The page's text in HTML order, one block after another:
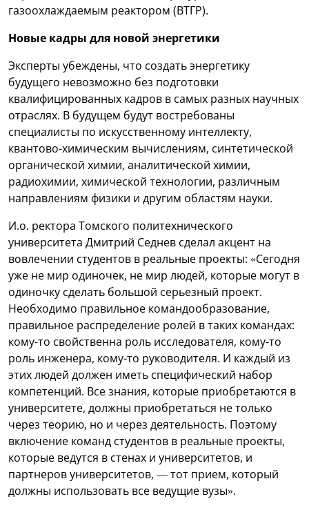
газоохлаждаемым реактором (ВТГР).
Новые кадры для новой энергетики
Эксперты убеждены, что создать энергетику
будущего невозможно без подготовки
квалифицированных кадров в самых разных научных
отраслях. В будущем будут востребованы
специалисты по искусственному интеллекту,
квантово-химическим вычислениям, синтетической
органической химии, аналитической химии,
радиохимии, химической технологии, различным
направлениям физики и другим областям науки.
И.о. ректора Томского политехнического
университета Дмитрий Седнев сделал акцент на
вовлечении студентов в реальные проекты: «Сегодня
уже не мир одиночек, не мир людей, которые могут в
одиночку сделать большой серьезный проект.
Необходимо правильное командообразование,
правильное распределение ролей в таких командах:
кому-то свойственна роль исследователя, кому-то
роль инженера, кому-то руководителя. И каждый из
этих людей должен иметь специфический набор
компетенций. Все знания, которые приобретаются в
университете, должны приобретаться не только
через теорию, но и через деятельность. Поэтому
включение команд студентов в реальные проекты,
которые ведутся в стенах и университетов, и
партнеров университетов, — тот прием, который
должны использовать все ведущие вузы».